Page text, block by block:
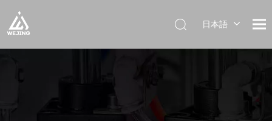
日本語
Español